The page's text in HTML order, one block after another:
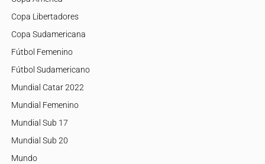
Copa Libertadores
Copa Sudamericana
Fútbol Femenino
Fútbol Sudamericano
Mundial Catar 2022
Mundial Femenino
Mundial Sub 17
Mundial Sub 20
Mundo